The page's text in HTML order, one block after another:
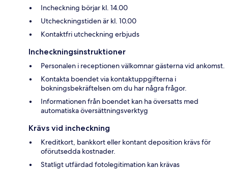
Incheckning börjar kl. 14.00
Utcheckningstiden är kl. 10.00
Kontaktfri utcheckning erbjuds
Incheckningsinstruktioner
Personalen i receptionen välkomnar gästerna vid ankomst.
Kontakta boendet via kontaktuppgifterna i
bokningsbekräftelsen om du har några frågor.
Informationen från boendet kan ha översatts med
automatiska översättningsverktyg
Krävs vid incheckning
Kreditkort, bankkort eller kontant deposition krävs för
oförutsedda kostnader.
Statligt utfärdad fotolegitimation kan krävas